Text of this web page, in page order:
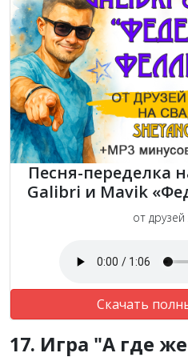
Песня-переделка
Galibri и Mavik
от
Скачать
17. Игра "А где